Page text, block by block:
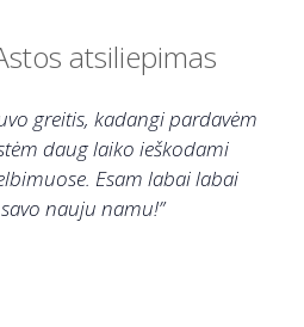
atsiliepimas
greitis, kadangi pardavėm
daug laiko ieškodami
Esam labai labai
nauju namu!”